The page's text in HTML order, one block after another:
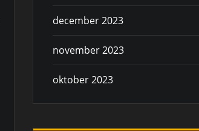
december 2023
november 2023
oktober 2023